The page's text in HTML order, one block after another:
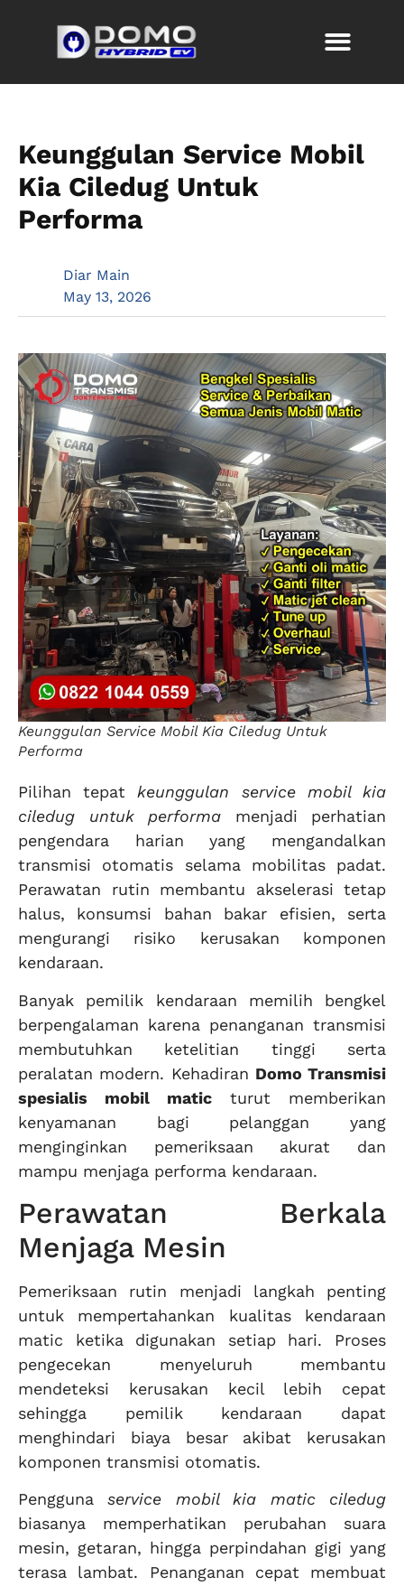
Keunggulan Service Mobil
Kia Ciledug Untuk
Performa
Diar Main
May 13, 2026
Keunggulan Service Mobil Kia Ciledug Untuk
Performa
Pilihan tepatkeunggulan service mobil kia
ciledug untuk performa menjadi perhatian
pengendara harian yang mengandalkan
transmisi otomatis selama mobilitas padat.
Perawatan rutin membantu akselerasi tetap
halus, konsumsi bahan bakar efisien, serta
mengurangi risiko kerusakan komponen
kendaraan.
Banyak pemilik kendaraan memilih bengkel
berpengalaman karena penanganan transmisi
membutuhkan ketelitian tinggi serta
peralatan modern. Kehadiran Domo Transmisi
spesialis mobil matic turut memberikan
kenyamanan bagi pelanggan yang
menginginkan pemeriksaan akurat dan
mampu menjaga performa kendaraan.
Perawatan Berkala
Menjaga Mesin
Pemeriksaan rutin menjadi langkah penting
untuk mempertahankan kualitas kendaraan
matic ketika digunakan setiap hari. Proses
pengecekan menyeluruh membantu
mendeteksi kerusakan kecil lebih cepat
sehingga pemilik kendaraan dapat
menghindari biaya besar akibat kerusakan
komponen transmisi otomatis.
Penggunaservice mobil kia matic ciledug
biasanya memperhatikan perubahan suara
mesin, getaran, hingga perpindahan gigi yang
terasa lambat. Penanganan cepat membuat